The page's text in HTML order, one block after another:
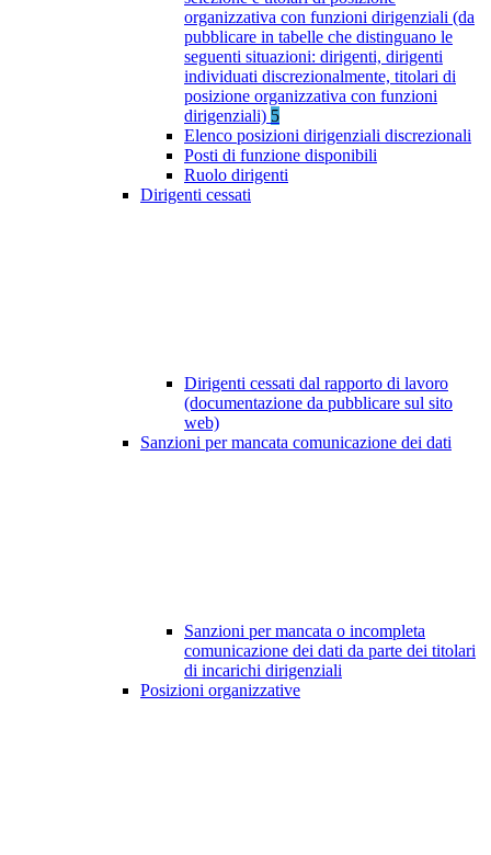
organizzativa con funzioni dirigenziali (da
pubblicare in tabelle che distinguano le
seguenti situazioni: dirigenti, dirigenti
individuati discrezionalmente, titolari di
posizione organizzativa con funzioni
dirigenziali) 5
Elenco posizioni dirigenziali discrezionali
Posti di funzione disponibili
Ruolo dirigenti
Dirigenti cessati
Dirigenti cessati dal rapporto di lavoro
(documentazione da pubblicare sul sito
web)
Sanzioni per mancata comunicazione dei dati
Sanzioni per mancata o incompleta
comunicazione dei dati da parte dei titolari
di incarichi dirigenziali
Posizioni organizzative